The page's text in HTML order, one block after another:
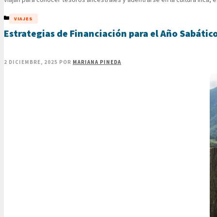
CATEGORÍAS
VIAJES
Estrategias de Financiación para el Año
2 DICIEMBRE, 2025 POR MARIANA PINEDA